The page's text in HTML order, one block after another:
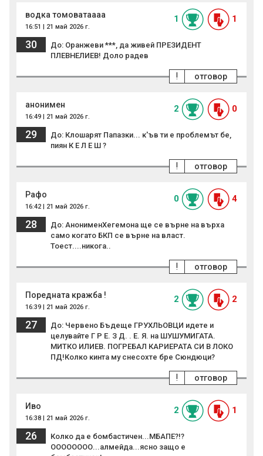
водка томоватаааа
16:51 | 21 май 2026 г.
1 1
30
До: Оранжеви ***, да живей ПРЕЗИДЕНТ
ПЛЕВНЕЛИЕВ! Доло радев
отговор
!
анонимен
16:49 | 21 май 2026 г.
2 0
29
До: Клошарят Папазки... к'ъв ти е проблемът бе,
пиян К Е Л Е Ш ?
отговор
!
Рафо
16:42 | 21 май 2026 г.
0 4
28
До: АнонименХегемона ще се върне на върха
само когато БКП се върне на власт.
Тоест....никога..
отговор
!
Поредната кражба !
16:39 | 21 май 2026 г.
2 2
27
До: Червено Бъдеще ГРУХЛЬОВЦИ идете и
целувайте Г Р Е. З Д. . Е. Я. на ШУШУМИГАТА.
МИТКО ИЛИЕВ. ПОГРЕБАЛ КАРИЕРАТА СИ В ЛОКО
ПД!Колко кинта му снесохте бре Сюндюци?
отговор
!
Иво
16:38 | 21 май 2026 г.
2 1
26
Колко да е бомбастичен...МБАПЕ?!?
ОООООООО...алмейда...ясно защо е